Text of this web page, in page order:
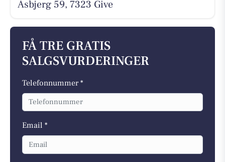
Åsbjerg 59, 7323 Give
FÅ TRE GRATIS
SALGSVURDERINGER
Telefonnummer *
Email *